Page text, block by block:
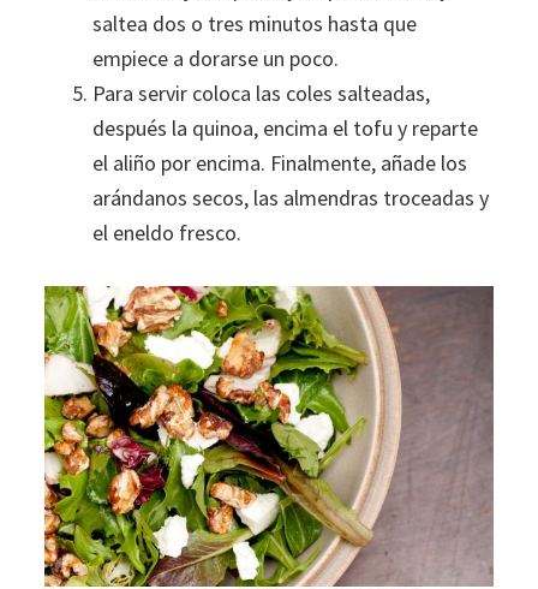
saltea dos o tres minutos hasta que
empiece a dorarse un poco.
Para servir coloca las coles salteadas,
después la quinoa, encima el tofu y reparte
el aliño por encima. Finalmente, añade los
arándanos secos, las almendras troceadas y
el eneldo fresco.